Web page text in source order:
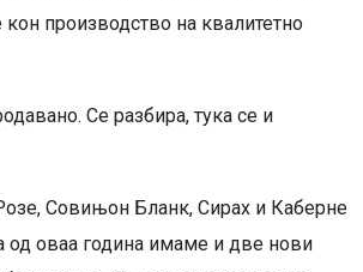
производство на квалитетно
Се разбира, тука се и
Совињон Бланк, Сирах и Каберне
од оваа година имаме и две нови